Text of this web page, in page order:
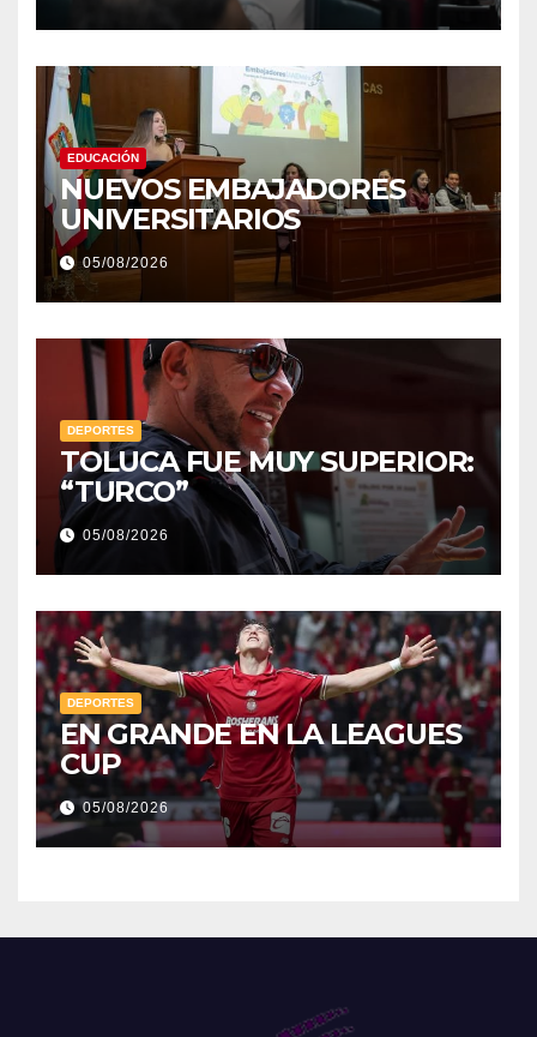
EDUCACIÓN
NUEVOS EMBAJADORES
UNIVERSITARIOS
05/08/2026
DEPORTES
TOLUCA FUE MUY SUPERIOR:
“TURCO”
05/08/2026
DEPORTES
EN GRANDE EN LA LEAGUES
CUP
05/08/2026